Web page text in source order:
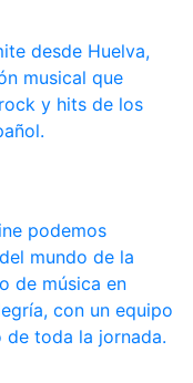
desde Huelva,
musical que
y hits de los
podemos
mundo de la
de música en
con un equipo
de toda la jornada.